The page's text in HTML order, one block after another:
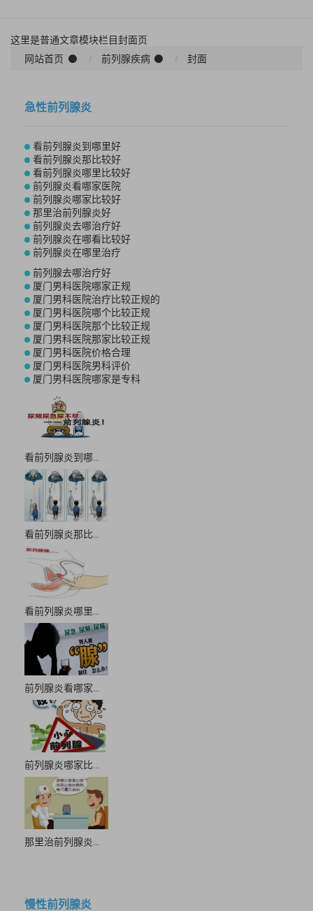
这里是普通文章模块栏目封面页
网站首页
前列腺疾病 封面
急性前列腺炎
看前列腺炎到哪里好
看前列腺炎那比较好
看前列腺炎哪里比较好
前列腺炎看哪家医院
前列腺炎哪家比较好
那里治前列腺炎好
前列腺炎去哪治疗好
前列腺炎在哪看比较好
前列腺炎在哪里治疗
前列腺去哪治疗好
厦门男科医院哪家正规
厦门男科医院治疗比较正规的
厦门男科医院哪个比较正规
厦门男科医院那个比较正规
厦门男科医院那家比较正规
厦门男科医院价格合理
厦门男科医院男科评价
厦门男科医院哪家是专科
看前列腺炎到哪...
看前列腺炎那比...
看前列腺炎哪里...
前列腺炎看哪家...
前列腺炎哪家比...
那里治前列腺炎...
慢性前列腺炎